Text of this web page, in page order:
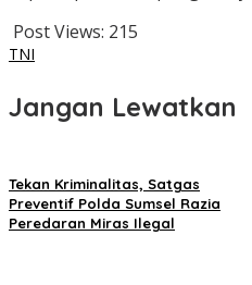
Post Views: 215
TNI
Jangan Lewatkan
Tekan Kriminalitas, Satgas
Preventif Polda Sumsel Razia
Peredaran Miras Ilegal